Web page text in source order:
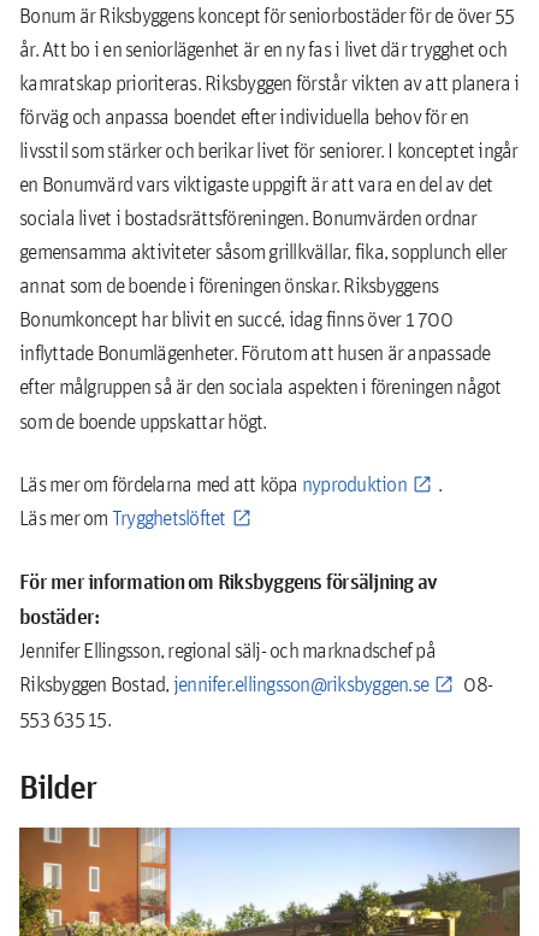
Bonum är Riksbyggens koncept för seniorbostäder för de över 55
år. Att bo i en seniorlägenhet är en ny fas i livet där trygghet och
kamratskap prioriteras. Riksbyggen förstår vikten av att planera i
förväg och anpassa boendet efter individuella behov för en
livsstil som stärker och berikar livet för seniorer. I konceptet ingår
en Bonumvärd vars viktigaste uppgift är att vara en del av det
sociala livet i bostadsrättsföreningen. Bonumvärden ordnar
gemensamma aktiviteter såsom grillkvällar, fika, sopplunch eller
annat som de boende i föreningen önskar. Riksbyggens
Bonumkoncept har blivit en succé, idag finns över 1 700
inflyttade Bonumlägenheter. Förutom att husen är anpassade
efter målgruppen så är den sociala aspekten i föreningen något
som de boende uppskattar högt.
Läs mer om fördelarna med att köpa nyproduktion
.
Läs mer omTrygghetslöftet
För mer information om Riksbyggens försäljning av
bostäder:
Jennifer Ellingsson, regional sälj- och marknadschef på
Riksbyggen Bostad, jennifer.ellingsson@riksbyggen.se
08-
553 635 15.
Bilder